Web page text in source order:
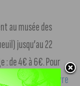
au musée des
jusqu’au 22
: de 4€ à 6€. Pour
site du musée (suivre